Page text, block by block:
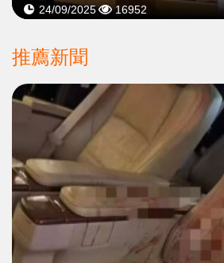
24/09/2025 16952
推薦新聞